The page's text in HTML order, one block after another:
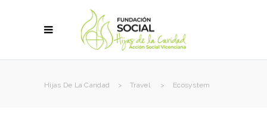
Hijas De La Caridad > Travel > Ecosystem